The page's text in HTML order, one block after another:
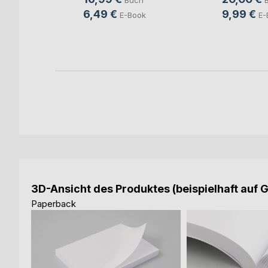
6,49 € E-Book 9,99 €
3D-Ansicht des Produktes (beispielhaft auf
Paperback